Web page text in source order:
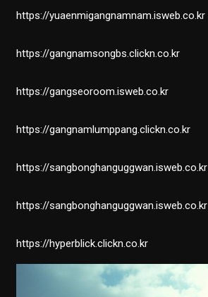
https://yuaenmigangnamnam.isweb.co.kr
https://gangnamsongbs.clickn.co.kr
https://gangseoroom.isweb.co.kr
https://gangnamlumppang.clickn.co.kr
https://sangbonghanguggwan.isweb.co.kr
https://sangbonghanguggwan.isweb.co.kr
https://hyperblick.clickn.co.kr